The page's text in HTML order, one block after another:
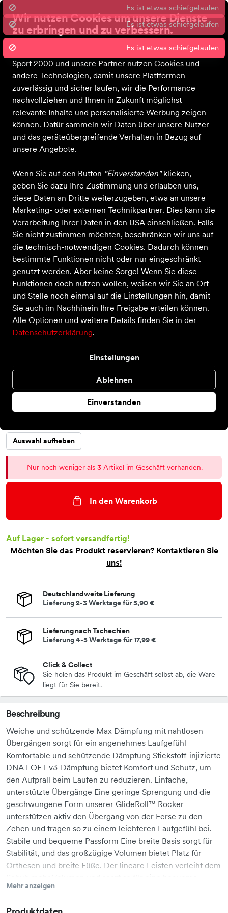
Wir nutzen Cookies um unsere Dienste
zu erbringen und zu verbessern.
Datenschutz - Sie entscheiden!
Sport 2000 und unsere Partner nutzen Cookies und
andere Technologien, damit unsere Plattformen
zuverlässig und sicher laufen, wir die Performance
nachvollziehen und Ihnen in Zukunft möglichst
relevante Inhalte und personalisierte Werbung zeigen
können. Dafür sammeln wir Daten über unsere Nutzer
und das geräteübergreifende Verhalten in Bezug auf
unsere Angebote.
Wenn Sie auf den Button "Einverstanden"klicken,
geben Sie dazu Ihre Zustimmung und erlauben uns,
diese Daten an Dritte weiterzugeben, etwa an unsere
Marketing- oder externen Technikpartner. Dies kann die
Verarbeitung Ihrer Daten in den USA einschließen. Falls
Sie nicht zustimmen möchten, beschränken wir uns auf
die technisch-notwendigen Cookies. Dadurch können
bestimmte Funktionen nicht oder nur eingeschränkt
genutzt werden. Aber keine Sorge! Wenn Sie diese
Funktionen doch nutzen wollen, weisen wir Sie an Ort
und Stelle noch einmal auf die Einstellungen hin, damit
Sie auch im Nachhinein Ihre Freigabe erteilen können.
Alle Optionen und weitere Details finden Sie in der
Datenschutzerklärung.
Einstellungen
Ablehnen
Einverstanden
Bekleidung
Ghost Max 4
Preis
160,00 € inkl. MwSt.,
Größe
42 ½ EU
43 EU 45 ½ EU 48 ½ EU
Auswahl aufheben
Nur noch weniger als 3 Artikel im Geschäft vorhanden.
In den Warenkorb
Auf Lager - sofort versandfertig!
Möchten Sie das Produkt reservieren? Kontaktieren Sie
uns!
Deutschlandweite Lieferung
Lieferung 2-3 Werktage für5,90 €
Lieferung nach Tschechien
Lieferung 4-5 Werktage für17,99 €
Click & Collect
Sie holen das Produkt im Geschäft selbst ab, die Ware
liegt für Sie bereit.
Beschreibung
Weiche und schützende Max Dämpfung mit nahtlosen
Übergängen sorgt für ein angenehmes Laufgefühl
Komfortable und schützende Dämpfung Stickstoff-injizierte
DNA LOFT v3-Dämpfung bietet Komfort und Schutz, um
den Aufprall beim Laufen zu reduzieren. Einfache,
unterstützte Übergänge Eine geringe Sprengung und die
geschwungene Form unserer GlideRoll™ Rocker
unterstützen aktiv den Übergang von der Ferse zu den
Zehen und tragen so zu einem leichteren Laufgefühl bei.
Stabile und bequeme Passform Eine breite Basis sorgt für
Stabilität, und das großzügige Volumen bietet Platz für
Orthesen und breite Füße. Der lineare Leisten verleiht dem
breitere Passform, die sich auch hervorragend für die
Mehr anzeigen